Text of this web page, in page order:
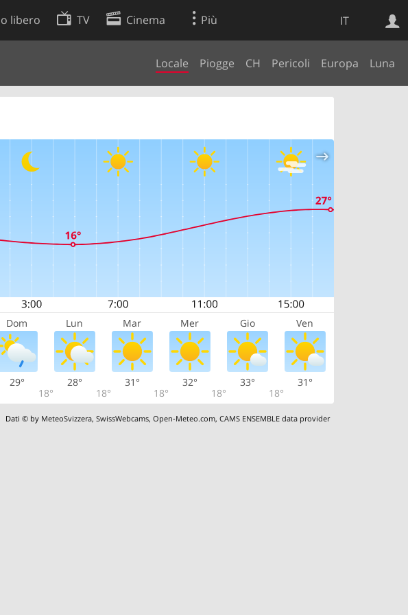
IT
libero TV Cinema Più
Locale Piogge CH Pericoli Europa Luna
Dom Lun Mar Mer Gio Ven
29°
18°
28°
18°
31°
18°
32°
18°
33°
18°
31°
Dati © by MeteoSvizzera,SwissWebcams,Open-Meteo.com,CAMS ENSEMBLE data provider
Ricerca Web